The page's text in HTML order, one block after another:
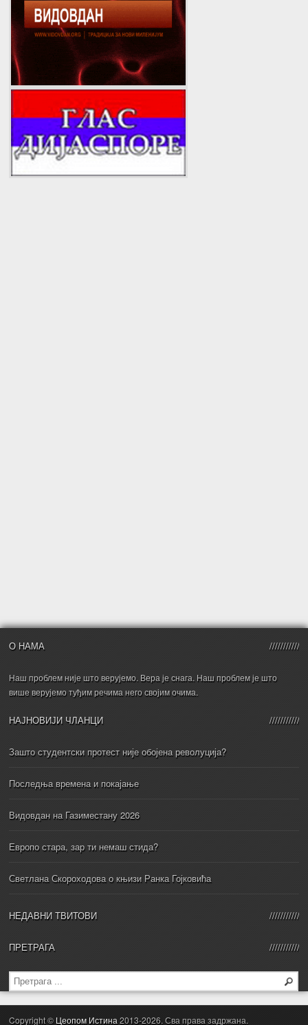
О НАМА
Наш проблем није што верујемо. Вера је снага. Наш проблем је што
више верујемо туђим речима него својим очима.
НАЈНОВИЈИ ЧЛАНЦИ
Зашто студентски протест није обојена револуција?
Последња времена и покајање
Видовдан на Газиместану 2026
Европо стара, зар ти немаш стида?
Светлана Скороходова о књизи Ранка Гојковића
НЕДАВНИ ТВИТОВИ
ПРЕТРАГА
Copyright © Цеопом Истина2013-2026. Сва права задржана.